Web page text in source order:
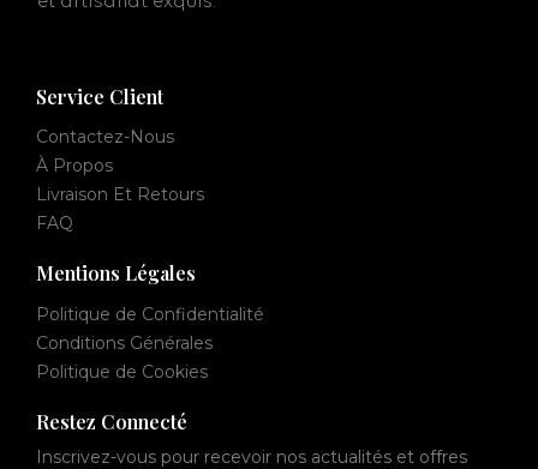
Service Client
Contactez-Nous
À Propos
Livraison Et Retours
FAQ
Mentions Légales
Politique de Confidentialité
Conditions Générales
Politique de Cookies
Restez Connecté
Inscrivez-vous pour recevoir nos actualités et offres